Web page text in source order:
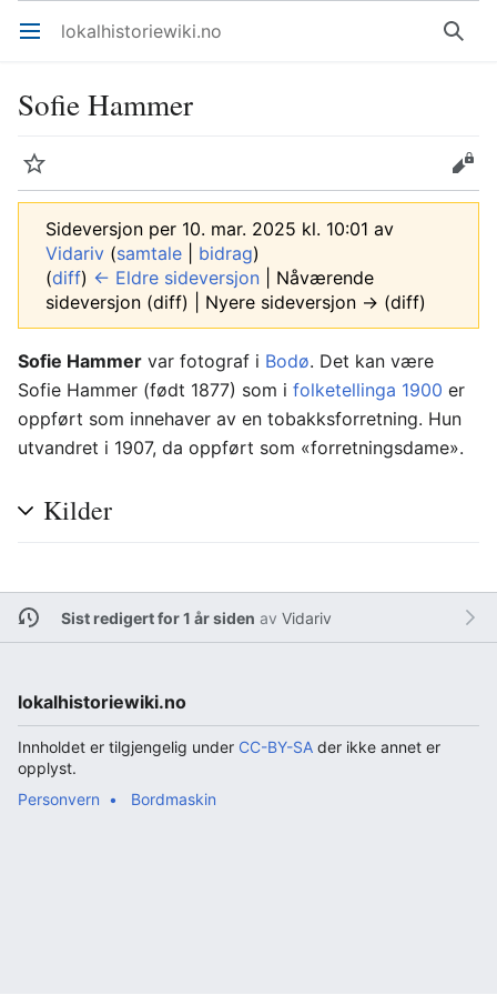
Åpne hovedmenyen lokalhistoriewiki.no Søk
Sofie Hammer
Overvåk Rediger
Sideversjon per 10. mar. 2025 kl. 10:01 av
Vidariv (samtale bidrag)
(diff) ← Eldre sideversjon | Nåværende
sideversjon (diff) | Nyere sideversjon → (diff)
Sofie Hammer var fotograf i Bodø. Det kan være
Sofie Hammer (født 1877) som i folketellinga 1900 er
oppført som innehaver av en tobakksforretning. Hun
utvandret i 1907, da oppført som «forretningsdame».
Kilder
Sist redigert for 1 år siden av Vidariv
lokalhistoriewiki.no
Innholdet er tilgjengelig under CC-BY-SA der ikke annet er
opplyst.
Personvern
Bordmaskin